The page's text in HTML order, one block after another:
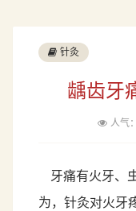
针灸
龋齿牙
人气
牙痛有火牙、
为，针灸对火牙